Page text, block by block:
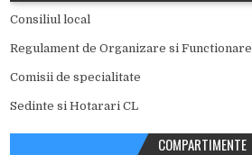
Consiliul local
Regulament de Organizare si Functionare
Comisii de specialitate
Sedinte si Hotarari CL
COMPARTIMENTE